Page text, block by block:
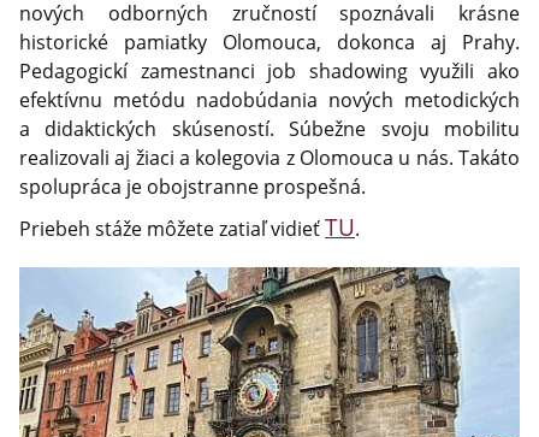
nových odborných zručností spoznávali krásne
historické pamiatky Olomouca, dokonca aj Prahy.
Pedagogickí zamestnanci job shadowing využili ako
efektívnu metódu nadobúdania nových metodických
a didaktických skúseností. Súbežne svoju mobilitu
realizovali aj žiaci a kolegovia z Olomouca u nás. Takáto
spolupráca je obojstranne prospešná.
Priebeh stáže môžete zatiaľ vidieťTU.